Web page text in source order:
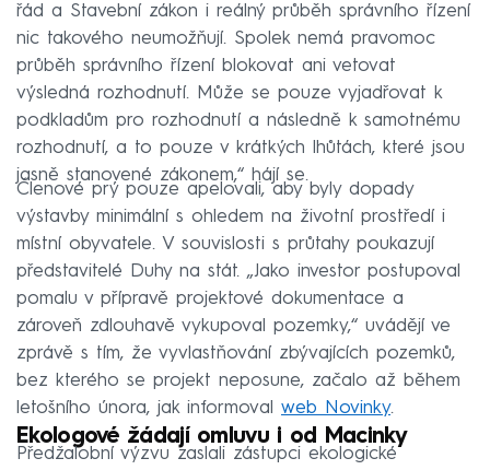
řád a Stavební zákon i reálný průběh správního řízení
nic takového neumožňují. Spolek nemá pravomoc
průběh správního řízení blokovat ani vetovat
výsledná rozhodnutí. Může se pouze vyjadřovat k
podkladům pro rozhodnutí a následně k samotnému
rozhodnutí, a to pouze v krátkých lhůtách, které jsou
jasně stanovené zákonem,“ hájí se.
Členové prý pouze apelovali, aby byly dopady
výstavby minimální s ohledem na životní prostředí i
místní obyvatele. V souvislosti s průtahy poukazují
představitelé Duhy na stát. „Jako investor postupoval
pomalu v přípravě projektové dokumentace a
zároveň zdlouhavě vykupoval pozemky,“ uvádějí ve
zprávě s tím, že vyvlastňování zbývajících pozemků,
bez kterého se projekt neposune, začalo až během
letošního února, jak informoval web Novinky.
Ekologové žádají omluvu i od Macinky
Předžalobní výzvu zaslali zástupci ekologické